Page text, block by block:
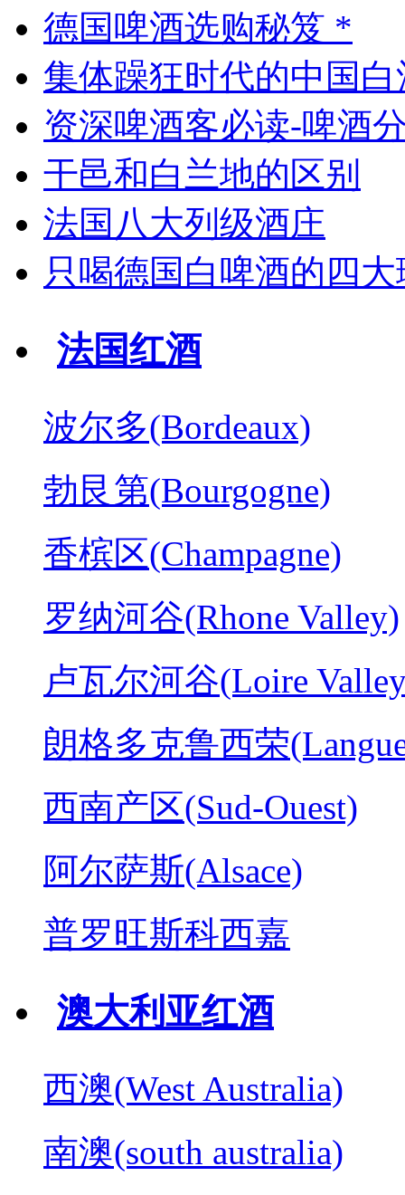
德国啤酒选购秘笈 *
集体躁狂时代的中国白
资深啤酒客必读-啤酒
干邑和白兰地的区别
法国八大列级酒庄
只喝德国白啤酒的四
法国红酒
波尔多(Bordeaux)
勃艮第(Bourgogne)
香槟区(Champagne)
罗纳河谷(Rhone Valley)
卢瓦尔河谷(Loire
朗格多克鲁西荣
西南产区(Sud-Ouest)
阿尔萨斯(Alsace)
普罗旺斯科西嘉
澳大利亚红酒
西澳(West Australia)
南澳(south australia)